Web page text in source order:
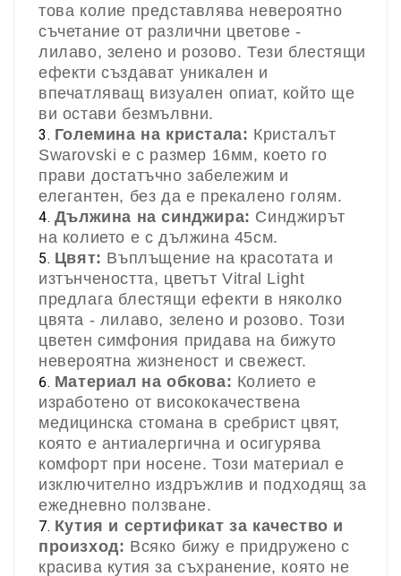
това колие представлява невероятно
съчетание от различни цветове -
лилаво, зелено и розово. Тези блестящи
ефекти създават уникален и
впечатляващ визуален опиат, който ще
ви остави безмълвни.
Големина на кристала: Кристалът
Swarovski е с размер 16мм, което го
прави достатъчно забележим и
елегантен, без да е прекалено голям.
Дължина на синджира: Синджирът
на колието е с дължина 45см.
Цвят: Въплъщение на красотата и
изтънчеността, цветът Vitral Light
предлага блестящи ефекти в няколко
цвята - лилаво, зелено и розово. Този
цветен симфония придава на бижуто
невероятна жизненост и свежест.
Материал на обкова: Колието е
изработено от висококачествена
медицинска стомана в сребрист цвят,
която е антиалергична и осигурява
комфорт при носене. Този материал е
изключително издръжлив и подходящ за
ежедневно ползване.
Кутия и сертификат за качество и
произход: Всяко бижу е придружено с
красива кутия за съхранение, която не